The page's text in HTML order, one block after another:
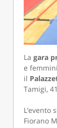
Lagara
e
il
Tamigi,
L’evento
Fiorano